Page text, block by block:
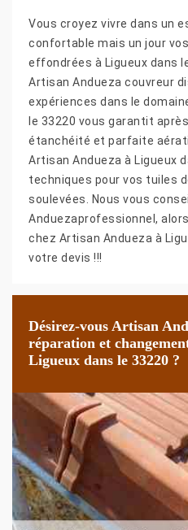
Vous croyez vivre dans un
confortable mais un jour
effondrées à Ligueux dans
Artisan Andueza couvreur
expériences dans le
le 33220 vous garantit
étanchéité et parfaite
Artisan Andueza à Ligueux
techniques pour vos tuiles
soulevées. Nous vous
Anduezaprofessionnel,
chez Artisan Andueza à
votre devis !!!
Désirez-vous Artisan
réparation et
Ligueux dans le 33220 ?